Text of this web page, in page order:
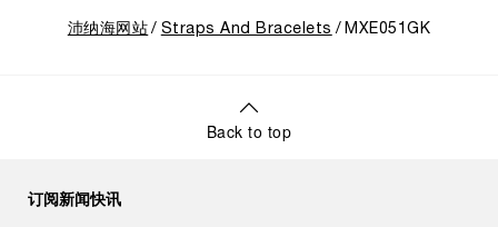
沛纳海网站 Straps And Bracelets MXE051GK
Back to top
订阅新闻快讯